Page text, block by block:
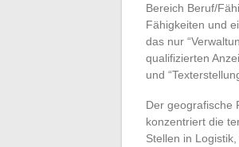
Bereich Beruf/
Fähigkeiten und
das nur
qualifizierten
und
Der geografische
konzentriert die
Stellen in